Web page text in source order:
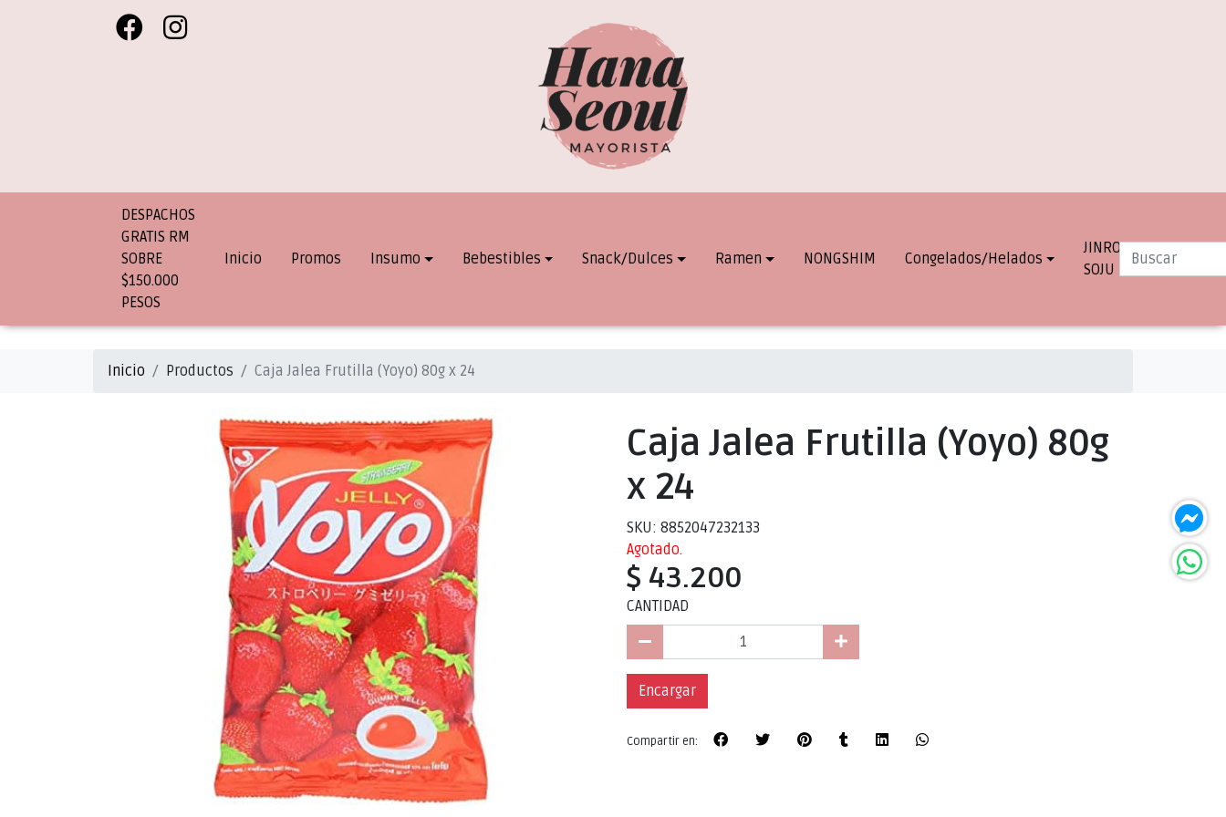
DESPACHOS
GRATIS RM
SOBRE
$150.000
PESOS
Inicio Promos Insumo Bebestibles Snack/Dulces Ramen NONGSHIM Congelados/Helados
JINRO
SOJU
INFO.
Inicio Productos Caja Jalea Frutilla (Yoyo) 80g x 24
Caja Jalea Frutilla (Yoyo) 80g
x 24
SKU: 8852047232133
Agotado.
$ 43.200
CANTIDAD
Encargar
Compartir en: